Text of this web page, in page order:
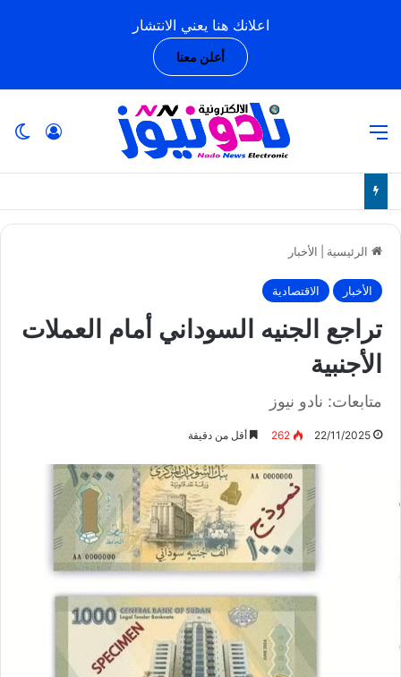
اعلانك هنا يعني الانتشار
أعلن معنا
الرئيسية الأخبار
الأخبار الاقتصادية
تراجع الجنيه السوداني أمام العملات
الأجنبية
متابعات: نادو نيوز
22/11/2025
262 أقل من دقيقة